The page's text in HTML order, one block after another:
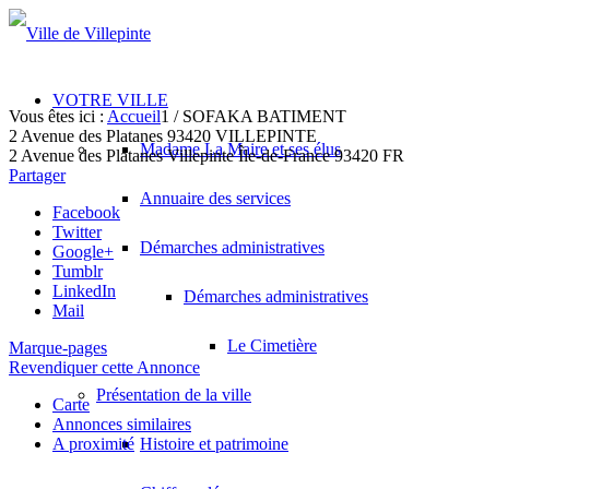
VOTRE VILLE
Madame La Maire et ses élus
Annuaire des services
Démarches administratives
Démarches administratives
Le Cimetière
Présentation de la ville
Histoire et patrimoine
Vous êtes ici : Accueil1 / SOFAKA BATIMENT
2 Avenue des Platanes 93420 VILLEPINTE
2 Avenue des Platanes Villepinte Île-de-France 93420 FR
Partager
Facebook
Twitter
Google+
Tumblr
LinkedIn
Mail
Marque-pages
Revendiquer cette Annonce
Carte
Annonces similaires
A proximité